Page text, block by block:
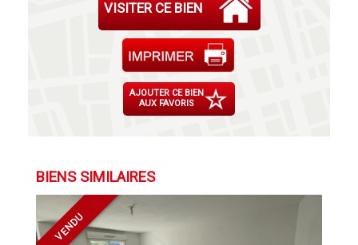
VISITER CE BIEN
AJOUTER CE BIEN
AUX FAVORIS
BIENS SIMILAIRES
VENDU